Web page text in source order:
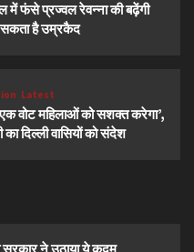
फंसे प्रज्वल रेवन्ना की बढ़ेंगी
सकता है उम्रकैद
Latest
वोट महिलाओं को सशक्त करेगा’,
का दिल्ली वासियों को संदेश
सरकार ने उठाया ये कदम